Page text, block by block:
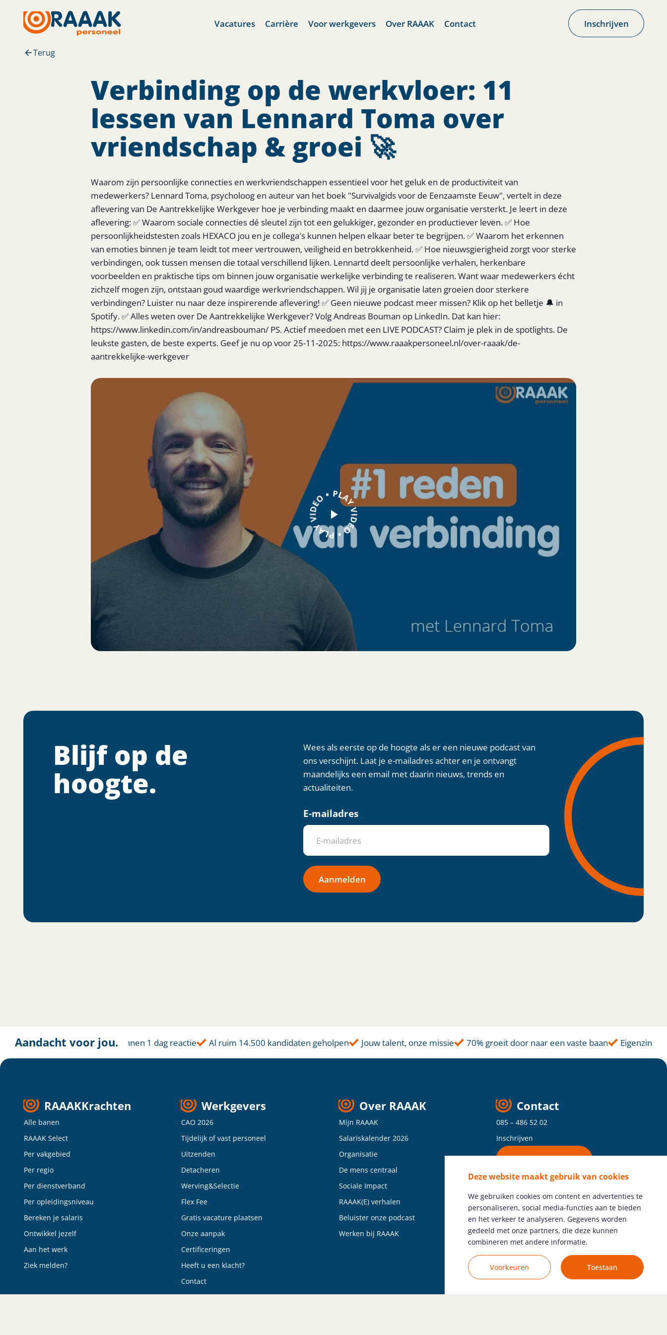
Deze website maakt gebruik van cookies
We gebruiken cookies om content en advertenties te
personaliseren, social media-functies aan te bieden
en het verkeer te analyseren. Gegevens worden
gedeeld met onze partners, die deze kunnen
combineren met andere informatie.
Voorkeuren Toestaan
Vacatures Carrière Voor werkgevers Over RAAAK Contact Inschrijven
Terug
Verbinding op de werkvloer: 11
lessen van Lennard Toma over
vriendschap & groei 🚀
Waarom zijn persoonlijke connecties en werkvriendschappen essentieel voor het geluk en de productiviteit van
medewerkers? Lennard Toma, psycholoog en auteur van het boek "Survivalgids voor de Eenzaamste Eeuw", vertelt in deze
aflevering van De Aantrekkelijke Werkgever hoe je verbinding maakt en daarmee jouw organisatie versterkt. Je leert in deze
aflevering: ✅ Waarom sociale connecties dé sleutel zijn tot een gelukkiger, gezonder en productiever leven. ✅ Hoe
persoonlijkheidstesten zoals HEXACO jou en je collega's kunnen helpen elkaar beter te begrijpen. ✅ Waarom het erkennen
van emoties binnen je team leidt tot meer vertrouwen, veiligheid en betrokkenheid. ✅ Hoe nieuwsgierigheid zorgt voor sterke
verbindingen, ook tussen mensen die totaal verschillend lijken. Lennartd deelt persoonlijke verhalen, herkenbare
voorbeelden en praktische tips om binnen jouw organisatie werkelijke verbinding te realiseren. Want waar medewerkers écht
zichzelf mogen zijn, ontstaan goud waardige werkvriendschappen. Wil jij je organisatie laten groeien door sterkere
verbindingen? Luister nu naar deze inspirerende aflevering! ✅ Geen nieuwe podcast meer missen? Klik op het belletje 🔔 in
Spotify. ✅ Alles weten over De Aantrekkelijke Werkgever? Volg Andreas Bouman op LinkedIn. Dat kan hier:
https://www.linkedin.com/in/andreasbouman/ PS. Actief meedoen met een LIVE PODCAST? Claim je plek in de spotlights. De
leukste gasten, de beste experts. Geef je nu op voor 25-11-2025: https://www.raaakpersoneel.nl/over-raaak/de-
aantrekkelijke-werkgever
Blijf op de
hoogte.
Wees als eerste op de hoogte als er een nieuwe podcast van
ons verschijnt. Laat je e-mailadres achter en je ontvangt
maandelijks een email met daarin nieuws, trends en
actualiteiten.
E-mailadres
Aanmelden
Aandacht voor jou.
Altijd dichtbij Binnen 1 dag reactie Al ruim 14.500 kandidaten geholpen Jouw talent, onze missie 70% groeit door naar een vaste baan Eigenzinnige
RAAAKKrachten
Alle banen
RAAAK Select
Per vakgebied
Per regio
Per dienstverband
Per opleidingsniveau
Bereken je salaris
Ontwikkel jezelf
Aan het werk
Ziek melden?
Werkgevers
CAO 2026
Tijdelijk of vast personeel
Uitzenden
Detacheren
Werving&Selectie
Flex Fee
Gratis vacature plaatsen
Onze aanpak
Certificeringen
Heeft u een klacht?
Contact
Over RAAAK
Mijn RAAAK
Salariskalender 2026
Organisatie
De mens centraal
Sociale Impact
RAAAK(E) verhalen
Beluister onze podcast
Werken bij RAAAK
Contact
085 – 486 52 02
Inschrijven
Vind je vestiging
Volg ons
Gratis vacature plaatsen